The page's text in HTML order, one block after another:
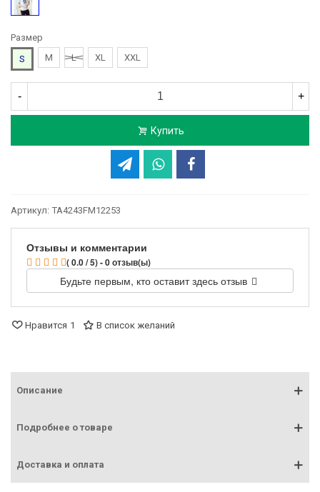
Размер
S
M L XL XXL
- +
Купить
Артикул: TA4243FM12253
Отзывы и комментарии
( 0.0 / 5) - 0 отзыв(ы)
Будьте первым, кто оставит здесь отзыв
Нравится 1 В список желаний
Описание
Подробнее о товаре
Доставка и оплата